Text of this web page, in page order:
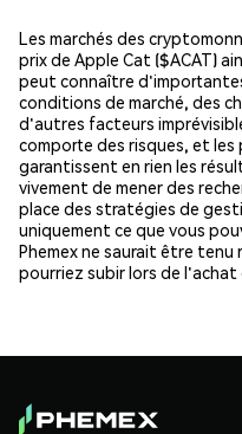
Les marchés des
prix de Apple Cat ($ACAT)
peut connaître
conditions de marché, des
d'autres facteurs
comporte des risques, et les
garantissent en rien les
vivement de mener des
place des stratégies de
uniquement ce que vous
Phemex ne saurait être tenu
pourriez subir lors de